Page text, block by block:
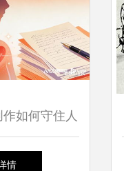
如何守住人
人的新使命
情